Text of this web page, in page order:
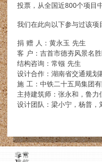
投票，从全国近800个项目
我们在此向以下参与过该项
捐 赠 人：黄永玉 先生
客 户：吉首市德夯风景名
结构咨询：常镪 先生
设计合作：湖南省交通规划
施 工：中铁二十五局集团
主持建筑师：张永和，鲁力
设计团队：梁小宁，杨普，